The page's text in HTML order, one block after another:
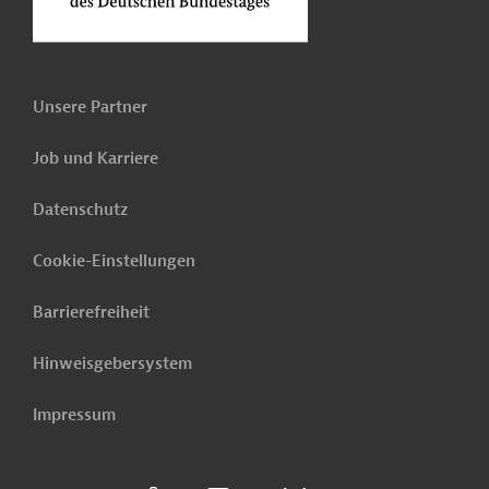
Unsere Partner
Job und Karriere
Datenschutz
Cookie-Einstellungen
Barrierefreiheit
Hinweisgebersystem
Impressum